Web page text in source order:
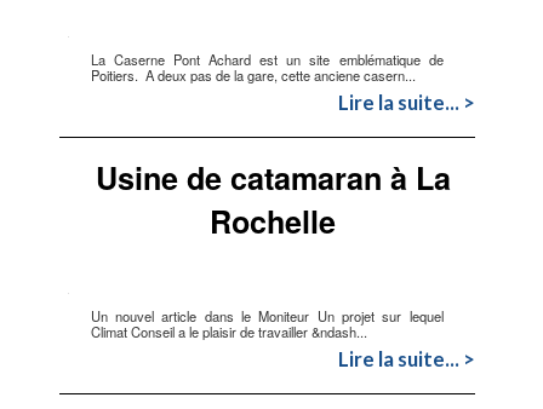
La Caserne Pont Achard est un site emblématique de
Poitiers. A deux pas de la gare, cette anciene casern...
Lire la suite... >
Usine de catamaran à La
Rochelle
Un nouvel article dans le Moniteur Un projet sur lequel
Climat Conseil a le plaisir de travailler &ndash...
Lire la suite... >